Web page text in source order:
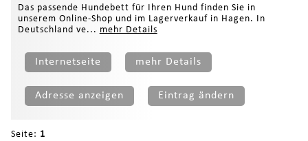
Das passende Hundebett für Ihren Hund finden Sie in
unserem Online-Shop und im Lagerverkauf in Hagen. In
Deutschland ve... mehr Details
Internetseite mehr Details
Adresse anzeigen Eintrag ändern
Seite: 1